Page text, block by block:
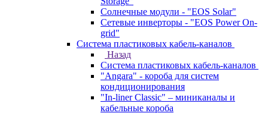
Солнечные модули - "EOS Solar"
Сетевые инверторы - "EOS Power On-
grid"
Система пластиковых кабель-каналов
Назад
Система пластиковых кабель-каналов
"Angara" - короба для систем
кондиционирования
"In-liner Classic" – миниканалы и
кабельные короба